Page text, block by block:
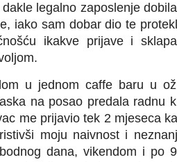
legalno zaposlenje
iako sam dobar dio te
ikakve prijave i
u jednom caffe baru u
na posao predala radnu
me prijavio tek 2 mjeseca
moju naivnost i
dana, vikendom i po